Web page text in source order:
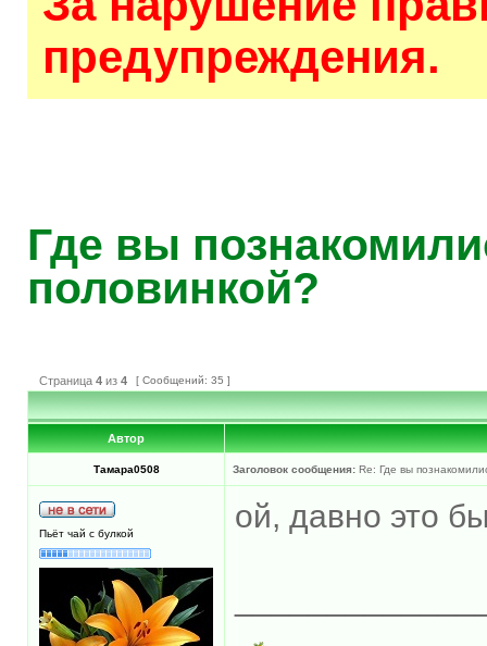
предупреждения.
Где вы
половинкой?
Страница 4 из 4 [ Сообщений: 35 ]
Автор
Тамара0508 Заголовок сообщения: Re: Где вы
Пьёт чай с булкой ой, давно это